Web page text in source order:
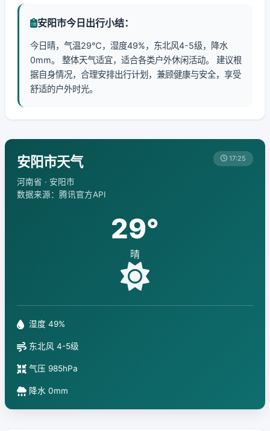
安阳市今日出行小结：
今日晴，气温29℃，湿度49%，东北风4-5级，降水
0mm。 整体天气适宜，适合各类户外休闲活动。 建议根
据自身情况，合理安排出行计划，兼顾健康与安全，享受
舒适的户外时光。
安阳市天气
河南省 · 安阳市
数据来源：腾讯官方API
17:25
29°
晴
湿度 49%
东北风 4-5级
气压 985hPa
降水 0mm